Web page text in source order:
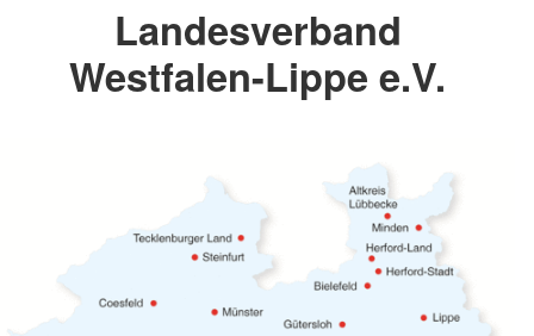
Landesverband
Westfalen-Lippe e.V.